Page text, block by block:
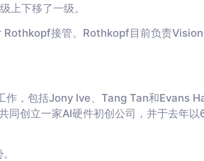
上下移了一级。
接管。Rothkopf目前负责
，包括Jony Ive、Tang Tan和Evans
同创立一家AI硬件初创公司，并于去年